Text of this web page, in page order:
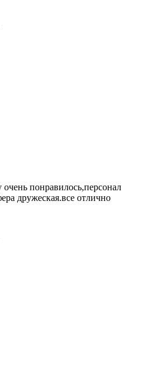
очень понравилось,персонал
дружеская.все отлично